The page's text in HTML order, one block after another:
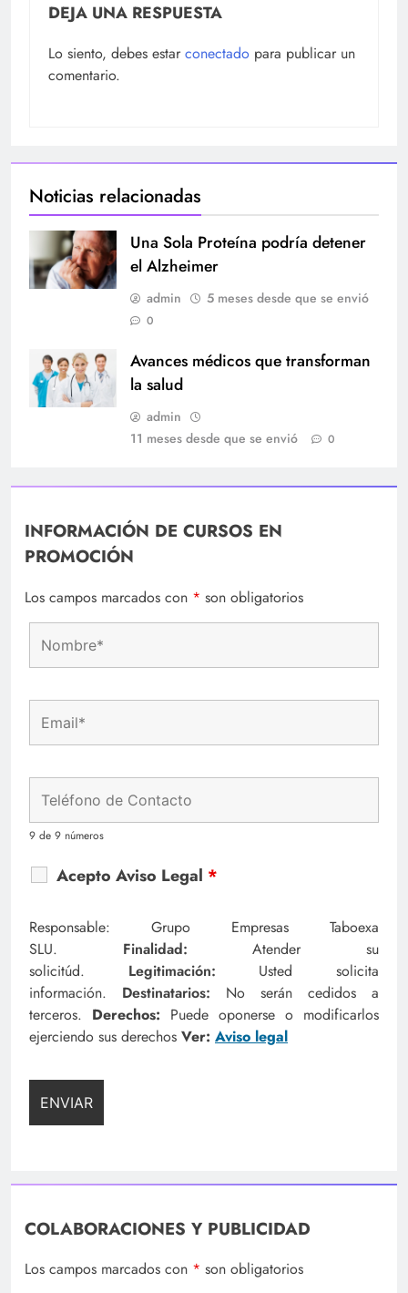
DEJA UNA RESPUESTA
Lo siento, debes estar conectado para publicar un
comentario.
Noticias relacionadas
Una Sola Proteína podría detener
el Alzheimer
admin 5 meses desde que se envió
0
Avances médicos que transforman
la salud
admin
11 meses desde que se envió
0
INFORMACIÓN DE CURSOS EN
PROMOCIÓN
Los campos marcados con * son obligatorios
9 de 9 números
Acepto Aviso Legal *
Responsable: Grupo Empresas Taboexa
SLU. Finalidad:Atender su
solicitúd. Legitimación: Usted solicita
información. Destinatarios: No serán cedidos a
terceros. Derechos: Puede oponerse o modificarlos
ejerciendo sus derechos Ver: Aviso legal
COLABORACIONES Y PUBLICIDAD
Los campos marcados con * son obligatorios